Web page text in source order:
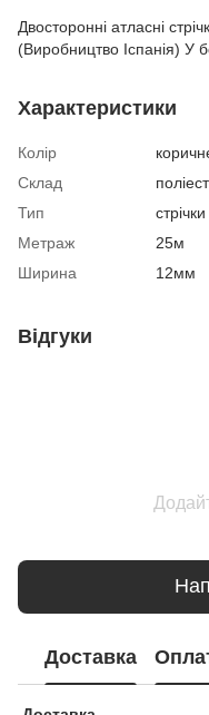
Двосторонні атласні
(Виробництво Іспанія) У
Характеристики
Колір
Склад
Тип
стрічки
Метраж
25м
Ширина
12мм
Відгуки
Доставка